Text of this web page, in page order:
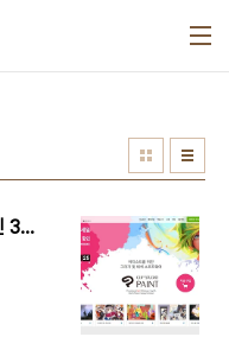
클립스튜디오 할인 -2021 봄맞이 할인 3월16일까지.